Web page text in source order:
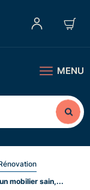
MENU
mobilier sain,...